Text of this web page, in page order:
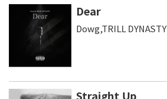
Dear
Dowg,TRILL DYNASTY
Straight Up